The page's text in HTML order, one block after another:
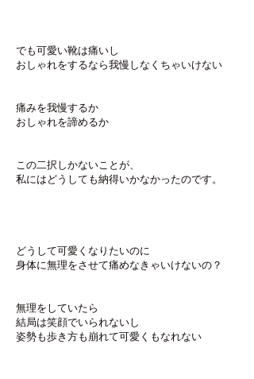
でも可愛い靴は痛いし
おしゃれをするなら我慢しなくちゃいけない
痛みを我慢するか
おしゃれを諦めるか
この二択しかないことが、
私にはどうしても納得いかなかったのです。
どうして可愛くなりたいのに
身体に無理をさせて痛めなきゃいけないの？
無理をしていたら
結局は笑顔でいられないし
姿勢も歩き方も崩れて可愛くもなれない